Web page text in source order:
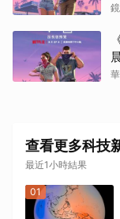
查看更多科技
最近1小時結果
01